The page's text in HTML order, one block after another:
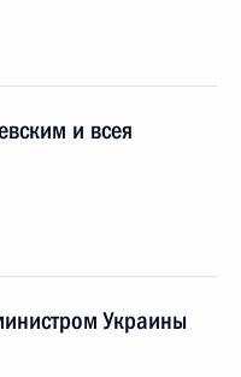
и всея
Украины